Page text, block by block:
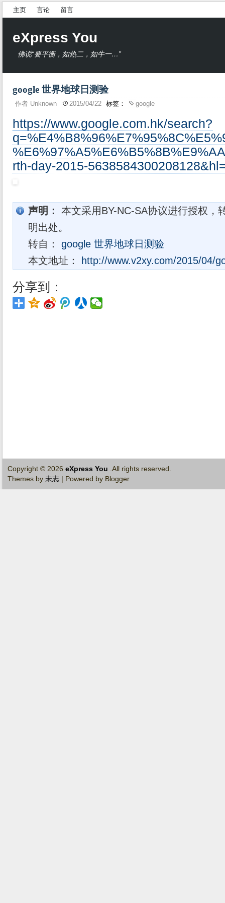
主页 言论 留言
eXpress You
佛说“要平衡，如热二，如牛一…”
google 世界地球日测验
作者 Unknown 2015/04/22 标签： google
https://www.google.com.hk/search?
rth-day-2015-
声明： 本文采用BY-NC-SA协议进行授权，
明出处。
转自： google 世界地球日测验
本文地址：
http://www.v2xy.com/2015/04/
分享到：
Copyright © 2026 eXpress You .All rights reserved.
Themes by 未志 | Powered by Blogger